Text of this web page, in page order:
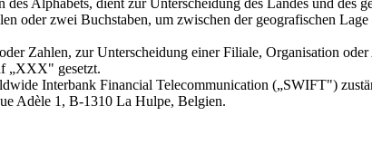
des Alphabets, dient zur Unterscheidung des Landes und des
oder zwei Buchstaben, um zwischen der geografischen
Zahlen, zur Unterscheidung einer Filiale, Organisation
„XXX" gesetzt.
Interbank Financial Telecommunication („SWIFT")
Adèle 1, B-1310 La Hulpe, Belgien.